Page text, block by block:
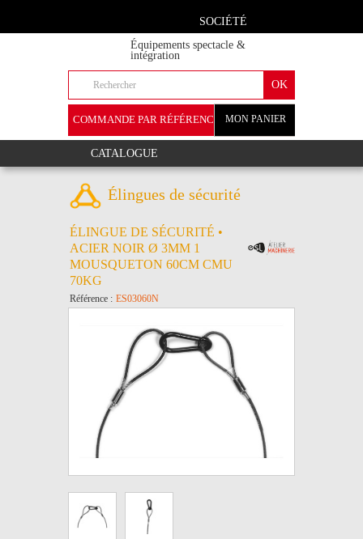
SOCIÉTÉ
Équipements spectacle &
intégration
MON PANIER
COMMANDE PAR RÉFÉRENCE
CATALOGUE
Élingues de sécurité
ÉLINGUE DE SÉCURITÉ •
ACIER NOIR Ø 3MM 1
MOUSQUETON 60CM CMU
70KG
Référence : ES03060N